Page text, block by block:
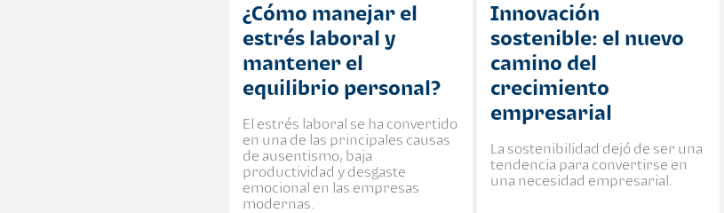
¿Cómo manejar el
estrés laboral y
mantener el
equilibrio personal?
El estrés laboral se ha convertido
en una de las principales causas
de ausentismo, baja
productividad y desgaste
emocional en las empresas
modernas.
Innovación
sostenible: el nuevo
camino del
crecimiento
empresarial
La sostenibilidad dejó de ser una
tendencia para convertirse en
una necesidad empresarial.